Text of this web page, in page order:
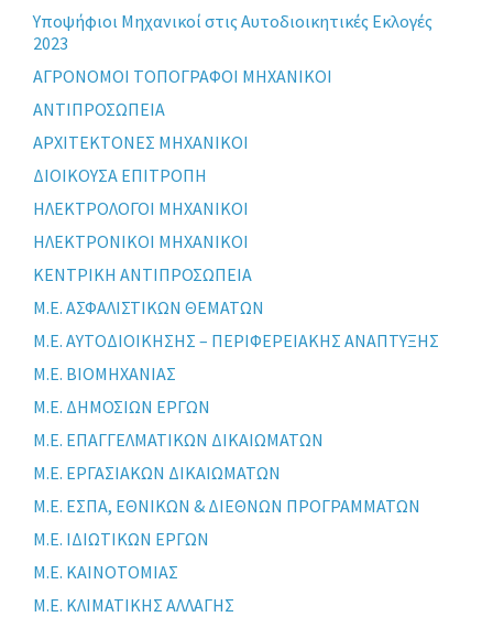
Yποψήφιοι Μηχανικοί στις Αυτοδιοικητικές Εκλογές
2023
ΑΓΡΟΝΟΜΟΙ ΤΟΠΟΓΡΑΦΟΙ ΜΗΧΑΝΙΚΟΙ
ΑΝΤΙΠΡΟΣΩΠΕΙΑ
ΑΡΧΙΤΕΚΤΟΝΕΣ ΜΗΧΑΝΙΚΟΙ
ΔΙΟΙΚΟΥΣΑ ΕΠΙΤΡΟΠΗ
ΗΛΕΚΤΡΟΛΟΓΟΙ ΜΗΧΑΝΙΚΟΙ
ΗΛΕΚΤΡΟΝΙΚΟΙ ΜΗΧΑΝΙΚΟΙ
ΚΕΝΤΡΙΚΗ ΑΝΤΙΠΡΟΣΩΠΕΙΑ
Μ.Ε. ΑΣΦΑΛΙΣΤΙΚΩΝ ΘΕΜΑΤΩΝ
Μ.Ε. ΑΥΤΟΔΙΟΙΚΗΣΗΣ – ΠΕΡΙΦΕΡΕΙΑΚΗΣ ΑΝΑΠΤΥΞΗΣ
Μ.Ε. ΒΙΟΜΗΧΑΝΙΑΣ
Μ.Ε. ΔΗΜΟΣΙΩΝ ΕΡΓΩΝ
Μ.Ε. ΕΠΑΓΓΕΛΜΑΤΙΚΩΝ ΔΙΚΑΙΩΜΑΤΩΝ
Μ.Ε. ΕΡΓΑΣΙΑΚΩΝ ΔΙΚΑΙΩΜΑΤΩΝ
Μ.Ε. ΕΣΠΑ, ΕΘΝΙΚΩΝ & ΔΙΕΘΝΩΝ ΠΡΟΓΡΑΜΜΑΤΩΝ
Μ.Ε. ΙΔΙΩΤΙΚΩΝ ΕΡΓΩΝ
Μ.Ε. ΚΑΙΝΟΤΟΜΙΑΣ
Μ.Ε. ΚΛΙΜΑΤΙΚΗΣ ΑΛΛΑΓΗΣ